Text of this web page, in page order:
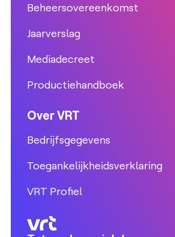
Beheersovereenkomst
Jaarverslag
Mediadecreet
Productiehandboek
Over VRT
Bedrijfsgegevens
Toegankelijkheidsverklaring
VRT Profiel